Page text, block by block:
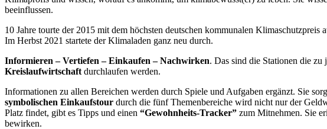
beeinflussen.
10 Jahre tourte der 2015 mit dem höchsten deutschen kommunalen
Im Herbst 2021 startete der Klimaladen ganz neu durch.
Informieren – Vertiefen – Einkaufen – Nachwirken. Das sind die Stationen die zu
Kreislaufwirtschaft durchlaufen werden.
Informationen zu allen Bereichen werden durch Spiele und Aufgaben ergänzt. Sie
symbolischen Einkaufstour durch die fünf Themenbereiche wird nicht nur der
Platz findet, gibt es Tipps und einen “Gewohnheits-Tracker” zum Mitnehmen. Sie
bewirken.